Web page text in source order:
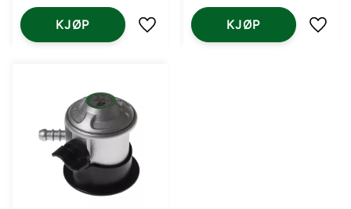
Lagre som favoritt
KJØP KJØP